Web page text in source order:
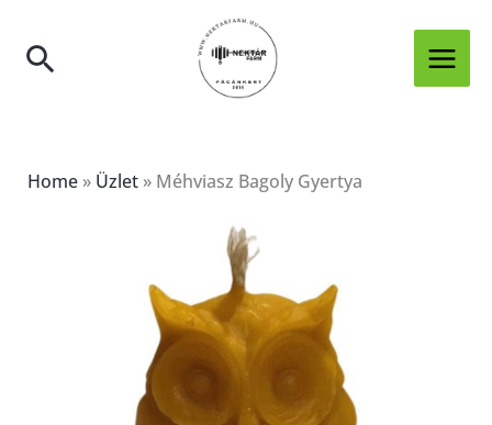
contentSearch
Home» Üzlet» Méhviasz Bagoly Gyertya